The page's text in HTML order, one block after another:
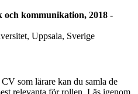
och kommunikation, 2018 -
Uppsala, Sverige
som lärare kan du samla de
relevanta för rollen. Läs igenom